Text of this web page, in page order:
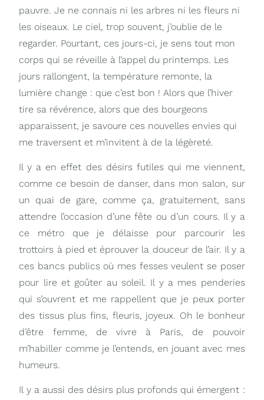
pauvre. Je ne connais ni les arbres ni les fleurs ni
les oiseaux. Le ciel, trop souvent, j’oublie de le
regarder. Pourtant, ces jours-ci, je sens tout mon
corps qui se réveille à l’appel du printemps. Les
jours rallongent, la température remonte, la
lumière change : que c’est bon ! Alors que l’hiver
tire sa révérence, alors que des bourgeons
apparaissent, je savoure ces nouvelles envies qui
me traversent et m’invitent à de la légèreté.
Il y a en effet des désirs futiles qui me viennent,
comme ce besoin de danser, dans mon salon, sur
un quai de gare, comme ça, gratuitement, sans
attendre l’occasion d’une fête ou d’un cours. Il y a
ce métro que je délaisse pour parcourir les
trottoirs à pied et éprouver la douceur de l’air. Il y a
ces bancs publics où mes fesses veulent se poser
pour lire et goûter au soleil. Il y a mes penderies
qui s’ouvrent et me rappellent que je peux porter
des tissus plus fins, fleuris, joyeux. Oh le bonheur
d’être femme, de vivre à Paris, de pouvoir
m’habiller comme je l’entends, en jouant avec mes
humeurs.
Il y a aussi des désirs plus profonds qui émergent :